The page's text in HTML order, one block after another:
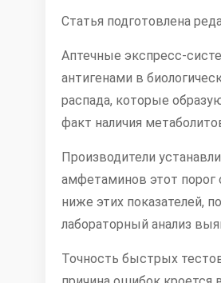
Статья подготовлена
Аптечные экспресс-
антигенами в
распада, которые
факт наличия
Производители
амфетаминов этот порог
ниже этих показателей,
лабораторный анализ
Точность быстрых